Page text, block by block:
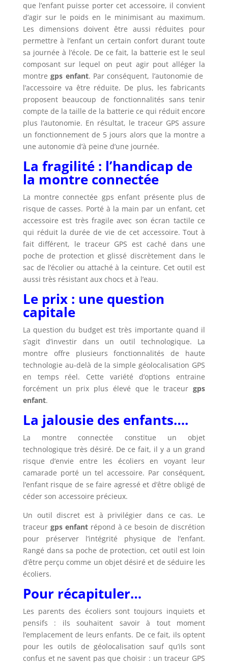
que l’enfant puisse porter cet accessoire, il convient
d’agir sur le poids en le minimisant au maximum.
Les dimensions doivent être aussi réduites pour
permettre à l’enfant un certain confort durant toute
sa journée à l’école. De ce fait, la batterie est le seul
composant sur lequel on peut agir pout alléger la
montregps enfant. Par conséquent, l’autonomie de
l’accessoire va être réduite. De plus, les fabricants
proposent beaucoup de fonctionnalités sans tenir
compte de la taille de la batterie ce qui réduit encore
plus l’autonomie. En résultat, le traceur GPS assure
un fonctionnement de 5 jours alors que la montre a
une autonomie d’à peine d’une journée.
La fragilité : l’handicap de
la montre connectée
La montre connectée gps enfant présente plus de
risque de casses. Porté à la main par un enfant, cet
accessoire est très fragile avec son écran tactile ce
qui réduit la durée de vie de cet accessoire. Tout à
fait différent, le traceur GPS est caché dans une
poche de protection et glissé discrètement dans le
sac de l’écolier ou attaché à la ceinture. Cet outil est
aussi très résistant aux chocs et à l’eau.
Le prix : une question
capitale
La question du budget est très importante quand il
s’agit d’investir dans un outil technologique. La
montre offre plusieurs fonctionnalités de haute
technologie au-delà de la simple géolocalisation GPS
en temps réel. Cette variété d’options entraine
forcément un prix plus élevé que le traceurgps
enfant.
La jalousie des enfants….
La montre connectée constitue un objet
technologique très désiré. De ce fait, il y a un grand
risque d’envie entre les écoliers en voyant leur
camarade porté un tel accessoire. Par conséquent,
l’enfant risque de se faire agressé et d’être obligé de
céder son accessoire précieux.
Un outil discret est à privilégier dans ce cas. Le
traceur gps enfantrépond à ce besoin de discrétion
pour préserver l’intégrité physique de l’enfant.
Rangé dans sa poche de protection, cet outil est loin
d’être perçu comme un objet désiré et de séduire les
écoliers.
Pour récapituler…
Les parents des écoliers sont toujours inquiets et
pensifs : ils souhaitent savoir à tout moment
l’emplacement de leurs enfants. De ce fait, ils optent
pour les outils de géolocalisation sauf qu’ils sont
confus et ne savent pas que choisir : un traceur GPS